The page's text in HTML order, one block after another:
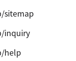
sitemap
inquiry
help